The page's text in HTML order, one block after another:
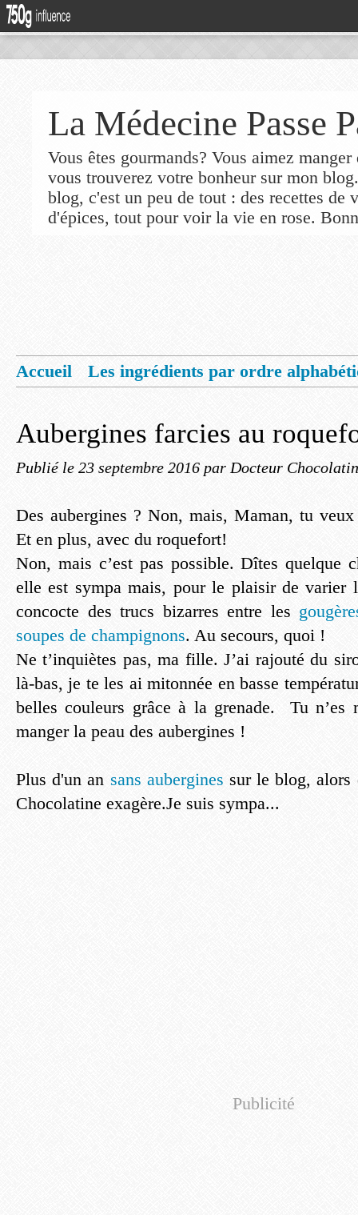
La Médecine Passe
Vous êtes gourmands? Vous aimez
vous trouverez votre bonheur sur mon
blog, c'est un peu de tout : des recettes de
d'épices, tout pour voir la vie en rose.
Accueil
Les ingrédients par ordre
Aubergines farcies au
Publié le 23 septembre 2016 par Docteur
Des aubergines ? Non, mais, Maman, tu
Et en plus, avec du roquefort!
Non, mais c’est pas possible. Dîtes quelque
elle est sympa mais, pour le plaisir de varier
concocte des trucs bizarres entre les
soupes de champignons. Au secours, quoi !
Ne t’inquiètes pas, ma fille. J’ai rajouté du
là-bas, je te les ai mitonnée en basse
belles couleurs grâce à la grenade. Tu n’es
manger la peau des aubergines !
Plus d'un an sans aubergines sur le blog, alors
Chocolatine exagère.Je suis sympa...
Publicité